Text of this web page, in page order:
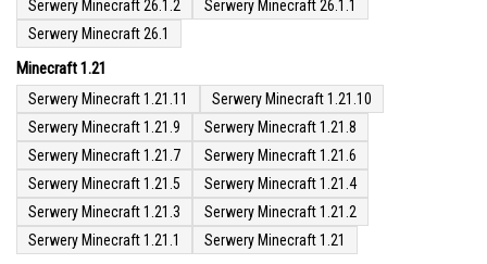
Serwery Minecraft 26.1.2
Serwery Minecraft 26.1.1
Serwery Minecraft 26.1
Minecraft 1.21
Serwery Minecraft 1.21.11
Serwery Minecraft 1.21.10
Serwery Minecraft 1.21.9
Serwery Minecraft 1.21.8
Serwery Minecraft 1.21.7
Serwery Minecraft 1.21.6
Serwery Minecraft 1.21.5
Serwery Minecraft 1.21.4
Serwery Minecraft 1.21.3
Serwery Minecraft 1.21.2
Serwery Minecraft 1.21.1
Serwery Minecraft 1.21